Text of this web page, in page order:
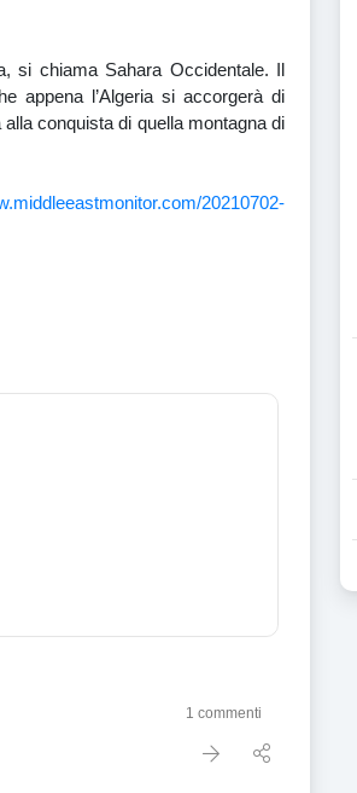
si chiama Sahara Occidentale. Il
appena l’Algeria si accorgerà di
conquista di quella montagna di
20210702-
1 commenti